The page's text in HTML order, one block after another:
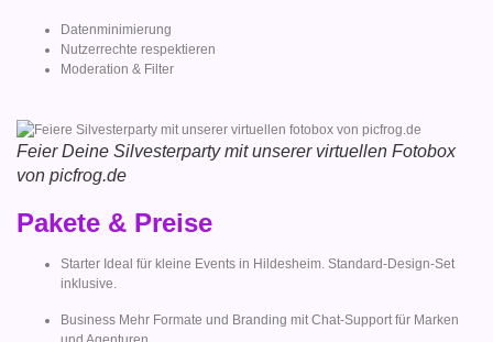
Datenminimierung
Nutzerrechte respektieren
Moderation & Filter
Feier Deine Silvesterparty mit unserer virtuellen Fotobox
von picfrog.de
Pakete & Preise
Starter Ideal für kleine Events in Hildesheim. Standard-Design-Set
inklusive.
Business Mehr Formate und Branding mit Chat-Support für Marken